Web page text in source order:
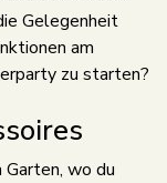
Gelegenheit
am
zu starten?
wo du